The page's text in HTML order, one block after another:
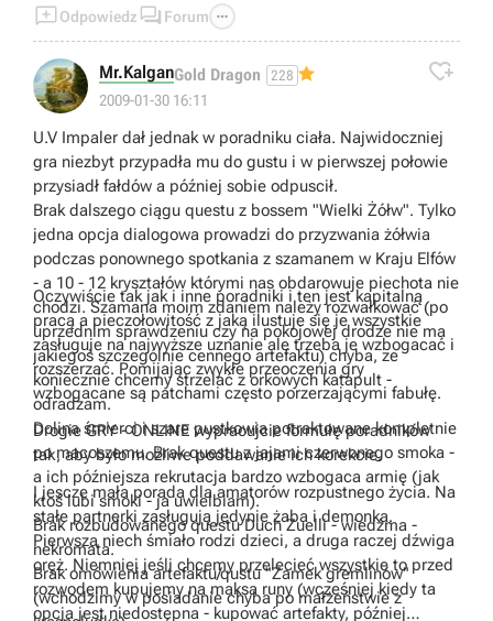
Odpowiedz  Forum 
Mr.KalganGold Dragon 228
2009-01-30 16:11

U.V Impaler dał jednak w poradniku ciała. Najwidoczniej
gra niezbyt przypadła mu do gustu i w pierwszej połowie
przysiadł fałdów a później sobie odpuscił.
Brak dalszego ciągu questu z bossem "Wielki Żółw". Tylko
jedna opcja dialogowa prowadzi do przyzwania żółwia
podczas ponownego spotkania z szamanem w Kraju Elfów
- a 10 - 12 kryształów którymi nas obdarowuje piechota nie
chodzi. Szamana moim zdaniem należy rozwałkować (po
uprzednim sprawdzeniu czy na pokojowej drodze nie ma
jakiegoś szczególnie cennego artefaktu) chyba, ze
koniecznie chcemy strzelać z orkowych katapult -
odradzam.
Dolina śmierci i szare pustkowia potraktowane kompletnie
po macoszemu. Brak questu z jajami czerwonego smoka -
a ich późniejsza rekrutacja bardzo wzbogaca armię (jak
ktoś lubi smoki - ja uwielbiam).
Brak rozbudowanego questu Duch Zuelli - wiedźma -
nekromata.
Brak omówienia artefaktu/qustu "Zamek gremlinów"
(wchodzimy w posiadanie chyba po małżeństwie z
Oczywiście tak jak i inne poradniki i ten jest kapitalną
pracą a pieczołowitość z jaką ilustuje się je wszystkie
zasługuje na najwyższe uznanie ale trzeba je wzbogacać i
rozszerzać. Pomijając zwykłe przeoczenia gry
wzbogacane są patchami często porzerzającymi fabułę.
Drogie GRY - ONLINE wypracujcie formułę poradników
tak, aby było możliwe poddawanie ich korekcie.
I jescze mała porada dla amatorów rozpustnego życia. Na
stałe partnerki zasługują jedynie żaba i demonka.
Pierwsza niech śmiało rodzi dzieci, a druga raczej dźwiga
oręż. Niemniej jeśli chcemy przelecieć wszystkie to przed
rozwodem kupujemy na maksa runy (wcześniej kiedy ta
opcja jest niedostępna - kupować artefakty, później